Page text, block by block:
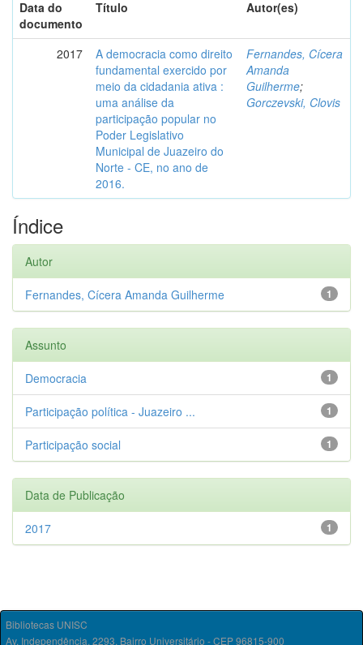
Data do
documento
Título Autor(es)
2017
A democracia como direito
fundamental exercido por
meio da cidadania ativa :
uma análise da
participação popular no
Poder Legislativo
Municipal de Juazeiro do
Norte - CE, no ano de
2016.
Fernandes, Cícera
Amanda
Guilherme;
Gorczevski, Clovis
Índice
Autor
1
Fernandes, Cícera Amanda Guilherme
Assunto
1
Democracia
1
Participação política - Juazeiro ...
1
Participação social
Data de Publicação
1
2017
Bibliotecas UNISC
Av. Independência, 2293, Bairro Universitário - CEP 96815-900